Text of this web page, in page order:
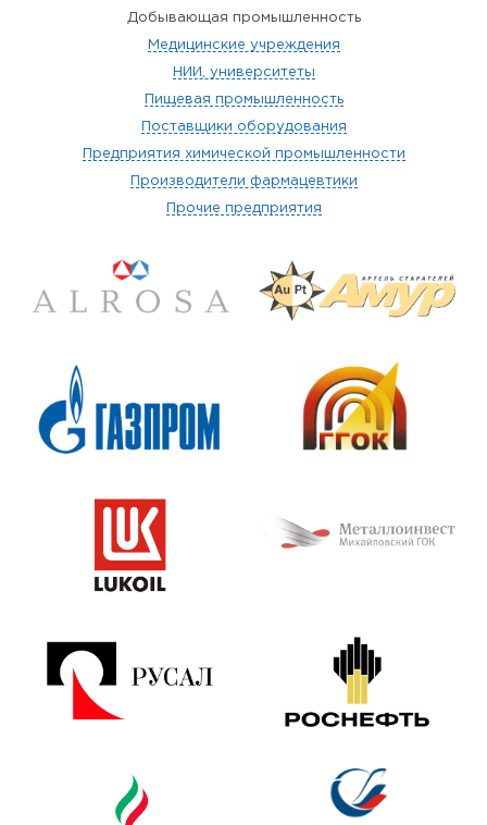
Добывающая промышленность
Медицинские учреждения
НИИ, университеты
Пищевая промышленность
Поставщики оборудования
Предприятия химической промышленности
Производители фармацевтики
Прочие предприятия